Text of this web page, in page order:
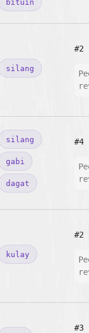
bituin
silang
#2
silang
gabi
dagat
#4
kulay
#2
#3